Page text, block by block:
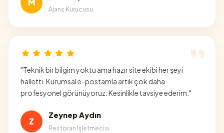
M
Ajans Kurucusu
"Teknik bir bilgim yoktu ama hazır site ekibi her şeyi
halletti. Kurumsal e-postamla artık çok daha
profesyonel görünüyoruz. Kesinlikle tavsiye ederim. "
Z
Zeynep Aydın
Restoran İşletmecisi